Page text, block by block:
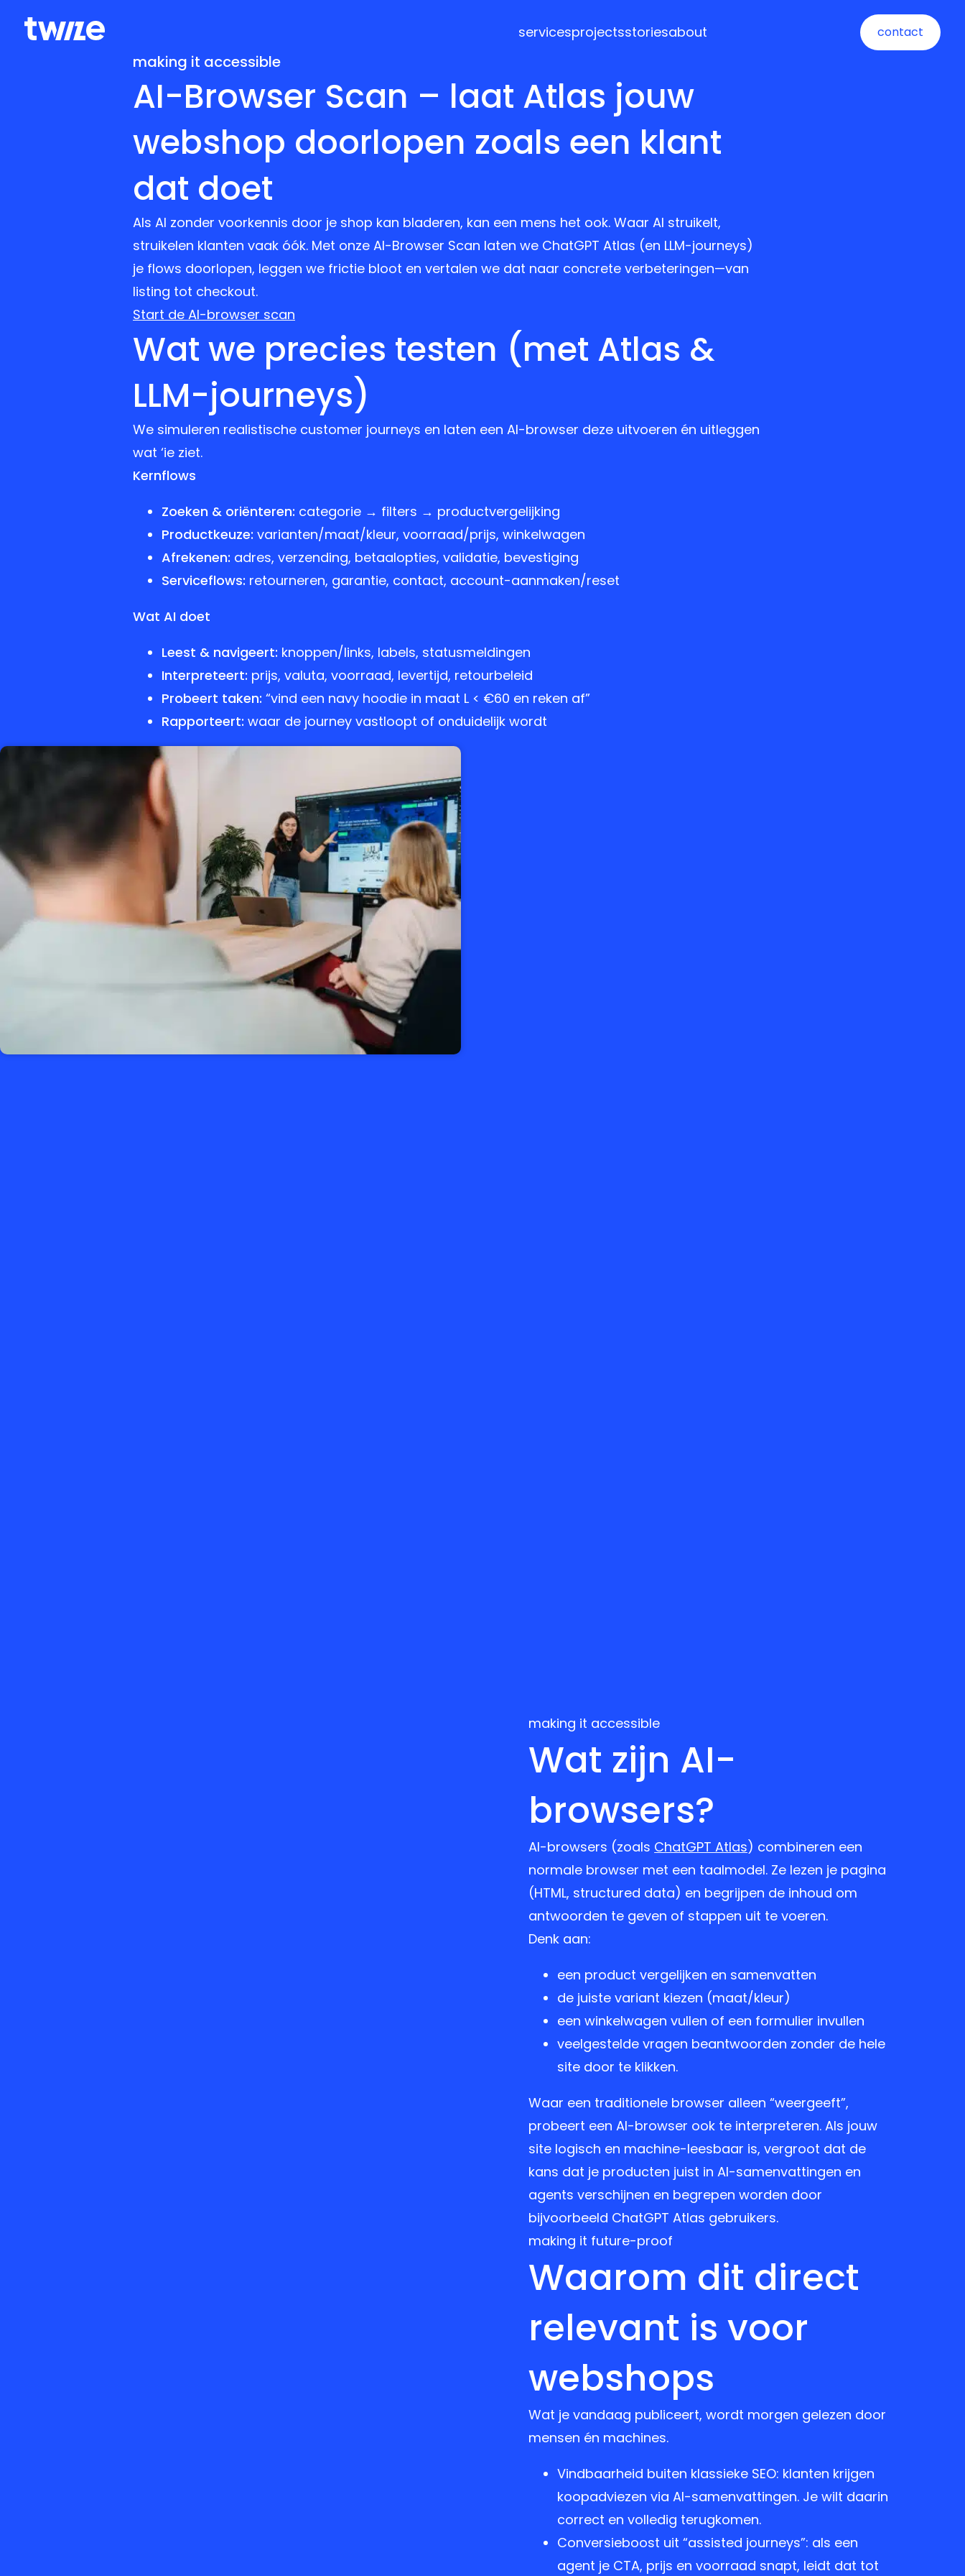
servicesprojectsstoriesabout contact
making it accessible
AI-Browser Scan – laat Atlas jouw
webshop doorlopen zoals een klant
dat doet
Als AI zonder voorkennis door je shop kan bladeren, kan een mens het ook. Waar AI struikelt,
struikelen klanten vaak óók. Met onze AI-Browser Scan laten we ChatGPT Atlas (en LLM-journeys)
je flows doorlopen, leggen we frictie bloot en vertalen we dat naar concrete verbeteringen—van
listing tot checkout.
Start de AI-browser scan
Wat we precies testen (met Atlas &
LLM-journeys)
We simuleren realistische customer journeys en laten een AI-browser deze uitvoeren én uitleggen
wat ‘ie ziet.
Kernflows
Zoeken & oriënteren: categorie → filters → productvergelijking
Productkeuze: varianten/maat/kleur, voorraad/prijs, winkelwagen
Afrekenen: adres, verzending, betaalopties, validatie, bevestiging
Serviceflows: retourneren, garantie, contact, account-aanmaken/reset
Wat AI doet
Leest & navigeert: knoppen/links, labels, statusmeldingen
Interpreteert: prijs, valuta, voorraad, levertijd, retourbeleid
Probeert taken: “vind een navy hoodie in maat L < €60 en reken af”
Rapporteert: waar de journey vastloopt of onduidelijk wordt
making it accessible
Wat zijn AI-
browsers?
AI-browsers (zoals ChatGPT Atlas) combineren een
normale browser met een taalmodel. Ze lezen je pagina
(HTML, structured data) en begrijpen de inhoud om
antwoorden te geven of stappen uit te voeren.
Denk aan:
een product vergelijken en samenvatten
de juiste variant kiezen (maat/kleur)
een winkelwagen vullen of een formulier invullen
veelgestelde vragen beantwoorden zonder de hele
site door te klikken.
Waar een traditionele browser alleen “weergeeft”,
probeert een AI-browser ook te interpreteren. Als jouw
site logisch en machine-leesbaar is, vergroot dat de
kans dat je producten juist in AI-samenvattingen en
agents verschijnen en begrepen worden door
bijvoorbeeld ChatGPT Atlas gebruikers.
making it future-proof
Waarom dit direct
relevant is voor
webshops
Wat je vandaag publiceert, wordt morgen gelezen door
mensen én machines.
Vindbaarheid buiten klassieke SEO: klanten krijgen
koopadviezen via AI-samenvattingen. Je wilt daarin
correct en volledig terugkomen.
Conversieboost uit “assisted journeys”: als een
agent je CTA, prijs en voorraad snapt, leidt dat tot